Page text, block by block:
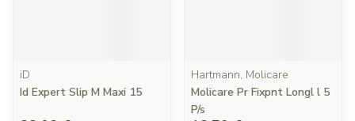
iD
Id Expert Slip M Maxi 15
Hartmann, Molicare
Molicare Pr Fixpnt Longl l 5
P/s